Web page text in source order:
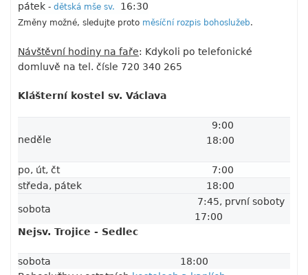
pátek - dětská mše sv. 16:30
Změny možné, sledujte proto měsíční rozpis bohoslužeb.
Návštěvní hodiny na faře: Kdykoli po telefonické
domluvě na tel. čísle 720 340 265
Klášterní kostel sv. Václava
neděle
9:00
18:00
po, út, čt
7:00
středa, pátek
18:00
sobota
7:45, první soboty
17:00
Nejsv. Trojice - Sedlec
sobota
18:00